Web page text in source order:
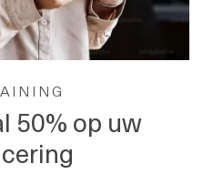
50% op uw